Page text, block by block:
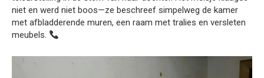
niet en werd niet boos—ze beschreef simpelweg de kamer
met afbladderende muren, een raam met tralies en versleten
meubels.